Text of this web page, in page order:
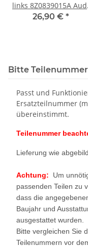
links 8Z0839015A Audi
A2 8Z Fahrerseite
26,90 € *
Bitte
Passt und
Ersatzteilnummer
übereinstimmt.
Teilenummer
Lieferung wie
Achtung: Um
passenden Teilen zu
dass die
Baujahr und
ausgestattet wurden.
Bitte vergleichen Sie
Teilenummern vor